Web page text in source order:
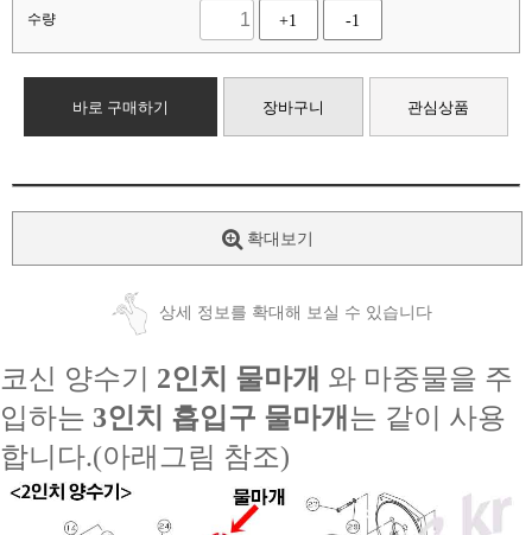
수량 +1 -1
바로 구매하기 장바구니 관심상품
확대보기
상세 정보를 확대해 보실 수 있습니다
코신 양수기 2인치 물마개 와 마중물을 주
입하는 3인치 흡입구 물마개 는 같이 사용
합니다.(아래그림 참조)